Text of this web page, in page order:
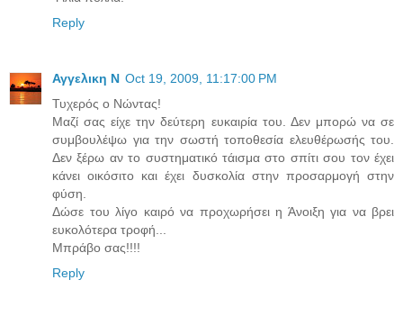
Reply
Αγγελικη Ν Oct 19, 2009, 11:17:00 PM
Τυχερός ο Νώντας!
Μαζί σας είχε την δεύτερη ευκαιρία του. Δεν μπορώ να σε
συμβουλέψω για την σωστή τοποθεσία ελευθέρωσής του.
Δεν ξέρω αν το συστηματικό τάισμα στο σπίτι σου τον έχει
κάνει οικόσιτο και έχει δυσκολία στην προσαρμογή στην
φύση.
Δώσε του λίγο καιρό να προχωρήσει η Άνοιξη για να βρει
ευκολότερα τροφή...
Μπράβο σας!!!!
Reply